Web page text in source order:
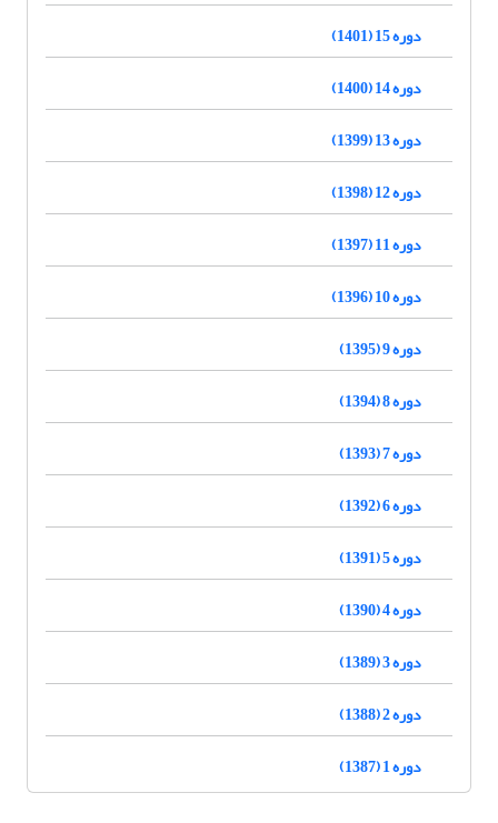
دوره 15 (1401)
دوره 14 (1400)
دوره 13 (1399)
دوره 12 (1398)
دوره 11 (1397)
دوره 10 (1396)
دوره 9 (1395)
دوره 8 (1394)
دوره 7 (1393)
دوره 6 (1392)
دوره 5 (1391)
دوره 4 (1390)
دوره 3 (1389)
دوره 2 (1388)
دوره 1 (1387)